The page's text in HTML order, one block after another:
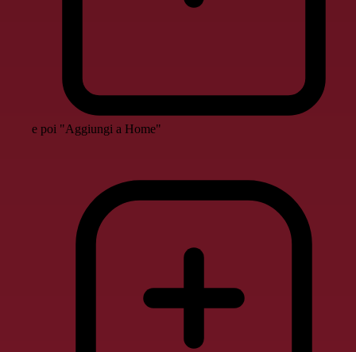
e poi "Aggiungi a Home"